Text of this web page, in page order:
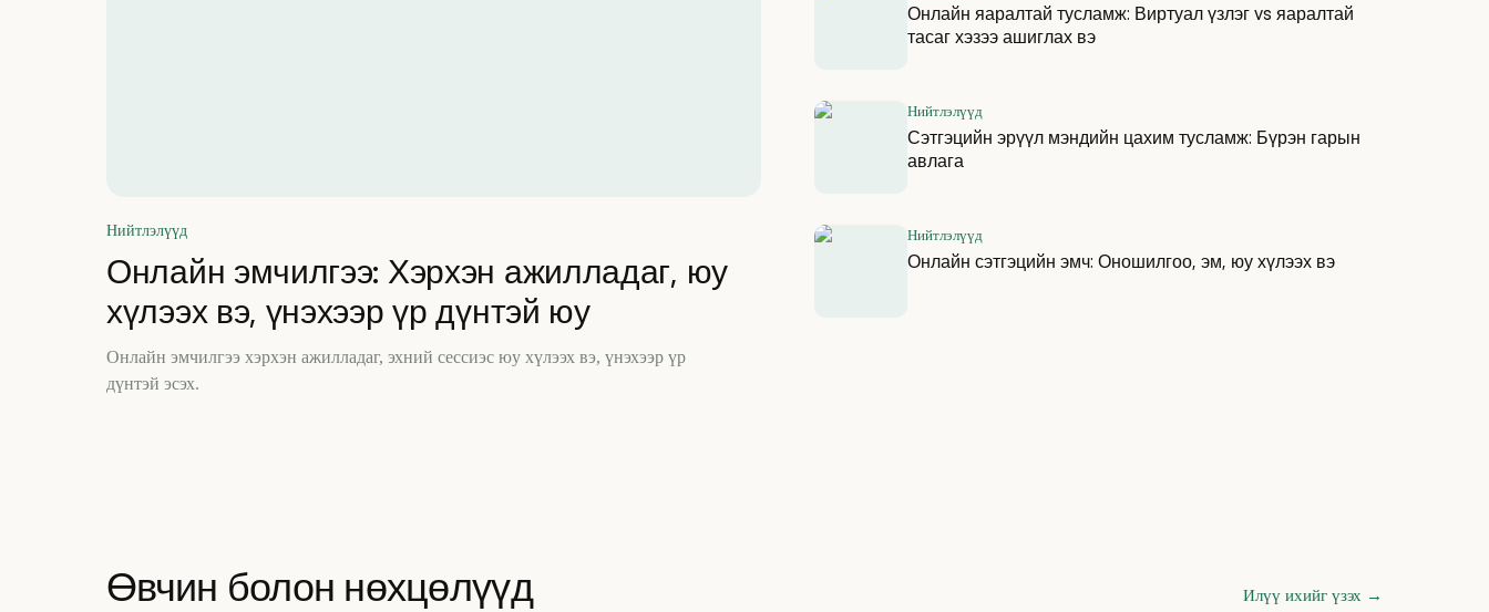
Нийтлэлүүд
Онлайн эмчилгээ: Хэрхэн ажилладаг, юу
хүлээх вэ, үнэхээр үр дүнтэй юу
Онлайн эмчилгээ хэрхэн ажилладаг, эхний сессиэс юу хүлээх вэ, үнэхээр үр
дүнтэй эсэх.
Онлайн яаралтай тусламж: Виртуал үзлэг vs яаралтай
тасаг хэзээ ашиглах вэ
Нийтлэлүүд
Сэтгэцийн эрүүл мэндийн цахим тусламж: Бүрэн гарын
авлага
Нийтлэлүүд
Онлайн сэтгэцийн эмч: Оношилгоо, эм, юу хүлээх вэ
Өвчин болон нөхцөлүүд Илүү ихийг үзэх →